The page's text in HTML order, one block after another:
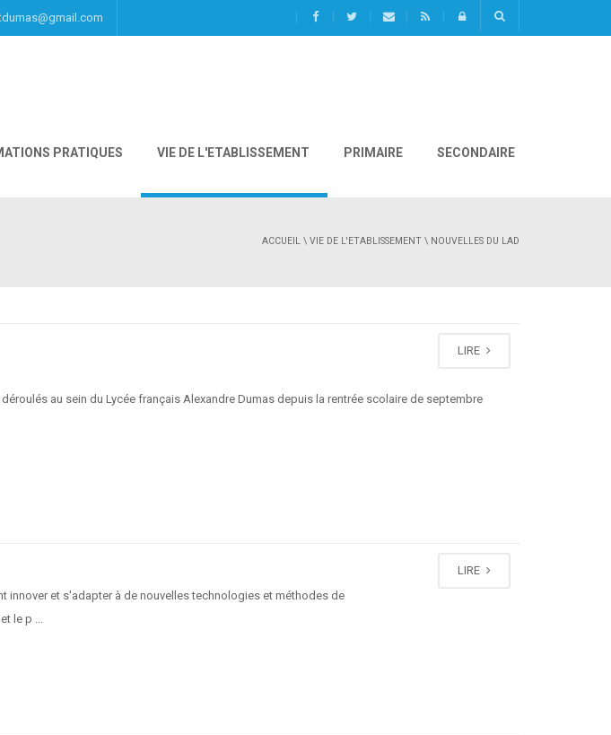
PRATIQUES VIE DE L'ETABLISSEMENT PRIMAIRE SECONDAIRE
ACCUEIL \ VIE DE L'ETABLISSEMENT \ NOUVELLES DU LAD
LIRE
au sein du Lycée français Alexandre Dumas depuis la rentrée scolaire de septembre
LIRE
innover et s'adapter à de nouvelles technologies et méthodes de
le p ...